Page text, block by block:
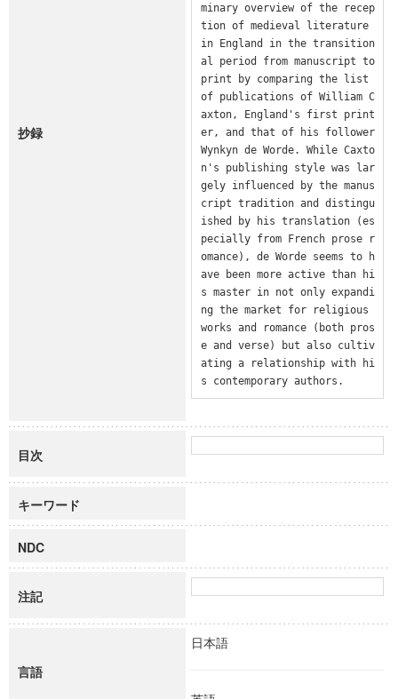
抄録
minary overview of the recep
tion of medieval literature
in England in the transition
al period from manuscript to
print by comparing the list
of publications of William C
axton, England's first print
er, and that of his follower
Wynkyn de Worde. While Caxto
n's publishing style was lar
gely influenced by the manus
cript tradition and distingu
ished by his translation (es
pecially from French prose r
omance), de Worde seems to h
ave been more active than hi
s master in not only expandi
ng the market for religious
works and romance (both pros
e and verse) but also cultiv
ating a relationship with hi
s contemporary authors.
目次
キーワード
NDC
注記
言語
日本語